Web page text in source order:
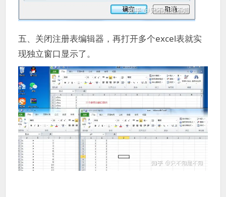
五、关闭注册表编辑器，再打开多个excel表就实
现独立窗口显示了。